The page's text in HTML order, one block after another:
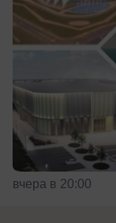
вчера в 20:00